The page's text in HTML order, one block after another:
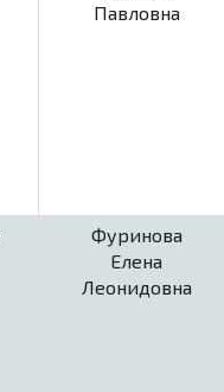
Павловна
Фуринова
Елена
Леонидовна